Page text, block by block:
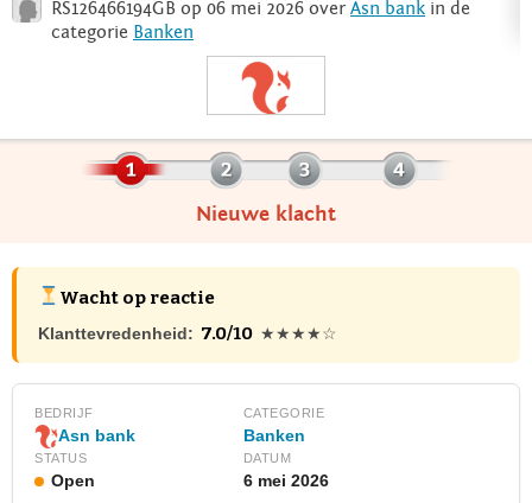
Login
RS126466194GB op 06 mei 2026 overAsn bank in de
categorie Banken
Nieuwe klacht
Wacht op reactie
Klanttevredenheid: 7.0/10 ★★★★☆
BEDRIJF
Asn bank
CATEGORIE
Banken
STATUS
Open
DATUM
6 mei 2026